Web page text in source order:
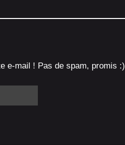
e-mail ! Pas de spam, promis :)